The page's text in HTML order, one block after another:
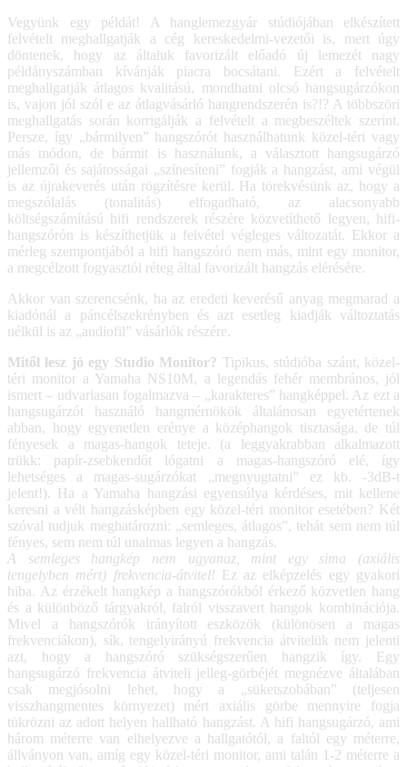
Vegyünk egy példát! A hanglemezgyár stúdiójában elkészített
felvételt meghallgatják a cég kereskedelmi-vezetői is, mert úgy
döntenek, hogy az általuk favorizált előadó új lemezét nagy
példányszámban kívánják piacra bocsátani. Ezért a felvételt
meghallgatják átlagos kvalitású, mondhatni olcsó hangsugárzókon
is, vajon jól szól e az átlagvásárló hangrendszerén is?!? A többszöri
meghallgatás során korrigálják a felvételt a megbeszéltek szerint.
Persze, így „bármilyen” hangszórót használhatunk közel-téri vagy
más módon, de bármit is használunk, a választott hangsugárzó
jellemzői és sajátosságai „színesíteni” fogják a hangzást, ami végül
is az újrakeverés után rögzítésre kerül. Ha törekvésünk az, hogy a
megszólalás (tonalitás) elfogadható, az alacsonyabb
költségszámítású hifi rendszerek részére közvetíthető legyen, hifi-
hangszórón is készíthetjük a felvétel végleges változatát. Ekkor a
mérleg szempontjából a hifi hangszóró nem más, mint egy monitor,
a megcélzott fogyasztói réteg által favorizált hangzás elérésére.
Akkor van szerencsénk, ha az eredeti keverésű anyag megmarad a
kiadónál a páncélszekrényben és azt esetleg kiadják változtatás
nélkül is az „audiofil” vásárlók részére.
Mitől lesz jó egy Studio Monitor? Tipikus, stúdióba szánt, közel-
téri monitor a Yamaha NS10M, a legendás fehér membrános, jól
ismert – udvariasan fogalmazva – „karakteres” hangképpel. Az ezt a
hangsugárzót használó hangmérnökök általánosan egyetértenek
abban, hogy egyenetlen erénye a középhangok tisztasága, de túl
fényesek a magas-hangok teteje. (a leggyakrabban alkalmazott
trükk: papír-zsebkendőt lógatni a magas-hangszóró elé, így
lehetséges a magas-sugárzókat „megnyugtatni” ez kb. -3dB-t
jelent!). Ha a Yamaha hangzási egyensúlya kérdéses, mit kellene
keresni a vélt hangzásképben egy közel-téri monitor esetében? Két
szóval tudjuk meghatározni: „semleges, átlagos”, tehát sem nem túl
fényes, sem nem túl unalmas legyen a hangzás.
A semleges hangkép nem ugyanaz, mint egy sima (axiális
tengelyben mért) frekvencia-átvitel! Ez az elképzelés egy gyakori
hiba. Az érzékelt hangkép a hangszórókból érkező közvetlen hang
és a különböző tárgyakról, falról visszavert hangok kombinációja.
Mivel a hangszórók irányított eszközök (különösen a magas
frekvenciákon), sík, tengelyirányú frekvencia átvitelük nem jelenti
azt, hogy a hangszóró szükségszerűen hangzik így. Egy
hangsugárzó frekvencia átviteli jelleg-görbéjét megnézve általában
csak megjósolni lehet, hogy a „süketszobában” (teljesen
visszhangmentes környezet) mért axiális görbe mennyire fogja
tükrözni az adott helyen hallható hangzást. A hifi hangsugárzó, ami
három méterre van elhelyezve a hallgatótól, a faltól egy méterre,
állványon van, amíg egy közel-téri monitor, ami talán 1-2 méterre a